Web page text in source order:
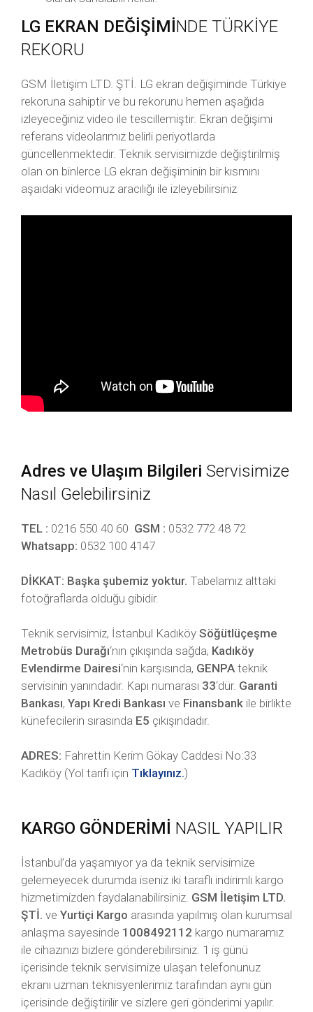
LG EKRAN DEĞİŞİMİNDE TÜRKİYE
REKORU
GSM İletişim LTD. ŞTİ. LG ekran değişiminde Türkiye
rekoruna sahiptir ve bu rekorunu hemen aşağıda
izleyeceğiniz video ile tescillemiştir. Ekran değişimi
referans videolarımız belirli periyotlarda
güncellenmektedir. Teknik servisimizde değiştirilmiş
olan on binlerce LG ekran değişiminin bir kısmını
aşaıdaki videomuz aracılığı ile izleyebilirsiniz
Adres ve Ulaşım Bilgileri Servisimize
Nasıl Gelebilirsiniz
TEL : 0216 550 40 60 GSM : 0532 772 48 72
Whatsapp: 0532 100 4147
DİKKAT: Başka şubemiz yoktur. Tabelamız alttaki
fotoğraflarda olduğu gibidir.
Teknik servisimiz, İstanbul Kadıköy Söğütlüçeşme
Metrobüs Durağı‘nın çıkışında sağda, Kadıköy
Evlendirme Dairesi‘nin karşısında, GENPAteknik
servisinin yanındadır. Kapı numarası 33‘dür. Garanti
Bankası, Yapı Kredi Bankası ve Finansbank ile birlikte
künefecilerin sırasında E5 çıkışındadır.
ADRES: Fahrettin Kerim Gökay Caddesi No:33
Kadıköy (Yol tarifi için Tıklayınız.)
KARGO GÖNDERİMİ NASIL YAPILIR
İstanbul’da yaşamıyor ya da teknik servisimize
gelemeyecek durumda iseniz iki taraflı indirimli kargo
hizmetimizden faydalanabilirsiniz. GSM İletişim LTD.
ŞTİ. ve Yurtiçi Kargo arasında yapılmış olan kurumsal
anlaşma sayesinde 1008492112 kargo numaramız
ile cihazınızı bizlere gönderebilirsiniz. 1 iş günü
içerisinde teknik servisimize ulaşan telefonunuz
ekranı uzman teknisyenlerimiz tarafından aynı gün
içerisinde değiştirilir ve sizlere geri gönderimi yapılır.